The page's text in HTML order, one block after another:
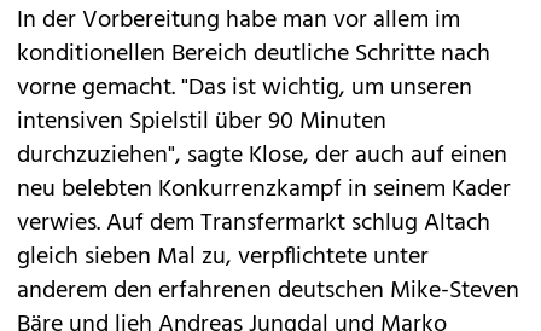
In der Vorbereitung habe man vor allem im
konditionellen Bereich deutliche Schritte nach
vorne gemacht. "Das ist wichtig, um unseren
intensiven Spielstil über 90 Minuten
durchzuziehen", sagte Klose, der auch auf einen
neu belebten Konkurrenzkampf in seinem Kader
verwies. Auf dem Transfermarkt schlug Altach
gleich sieben Mal zu, verpflichtete unter
anderem den erfahrenen deutschen Mike-Steven